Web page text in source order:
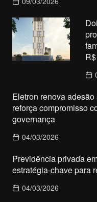
Eletron renova
reforça compromisso
governança
04/03/2026
Previdência privada
estratégia-chave para
04/03/2026